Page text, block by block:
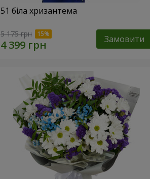
51 біла хризантема
5 175 грн Замовити